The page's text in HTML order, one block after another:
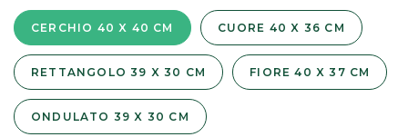
CERCHIO 40 X 40 CM CUORE 40 X 36 CM
RETTANGOLO 39 X 30 CM FIORE 40 X 37 CM
ONDULATO 39 X 30 CM